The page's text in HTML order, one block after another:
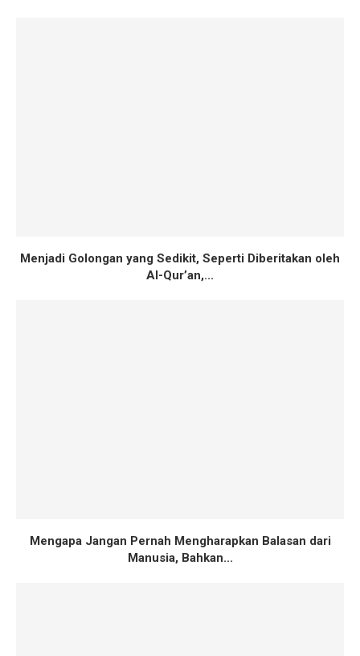
Menjadi Golongan yang Sedikit, Seperti Diberitakan oleh
Al-Qur’an,...
Mengapa Jangan Pernah Mengharapkan Balasan dari
Manusia, Bahkan...